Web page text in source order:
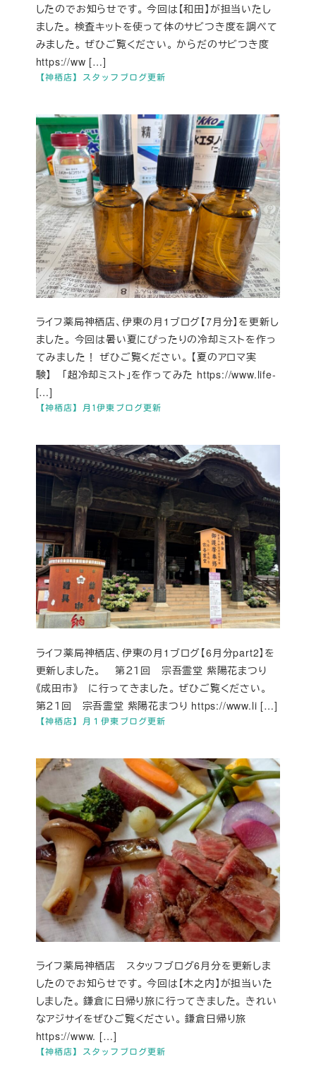
【神栖店】スタッフブログ更新
したのでお知らせです。 今回は【和田】が担当いたし
ました。 検査キットを使って体のサビつき度を調べて
みました。 ぜひご覧ください。 からだのサビつき度
https://ww […]
【神栖店】月1伊東ブログ更新
ライフ薬局神栖店、伊東の月1ブログ【7月分】を更新し
ました。 今回は暑い夏にぴったりの冷却ミストを作っ
てみました！ ぜひご覧ください。 【夏のアロマ実
験】 「超冷却ミスト」を作ってみた https://www.life-
[…]
【神栖店】月１伊東ブログ更新
ライフ薬局神栖店、伊東の月1ブログ【6月分part2】を
更新しました。 第２１回 宗吾霊堂 紫陽花まつり
《成田市》 に行ってきました。 ぜひご覧ください。
第２１回 宗吾霊堂 紫陽花まつり https://www.li […]
【神栖店】スタッフブログ更新
ライフ薬局神栖店 スタッフブログ6月分を更新しま
したのでお知らせです。 今回は【木之内】が担当いた
しました。 鎌倉に日帰り旅に行ってきました。 きれい
なアジサイをぜひご覧ください。 鎌倉日帰り旅
https://www. […]